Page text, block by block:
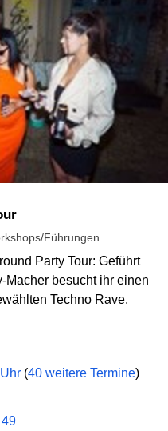
Führungen
Party Tour: Geführt
Macher besucht ihr einen
Techno Rave.
(40 weitere Termine)